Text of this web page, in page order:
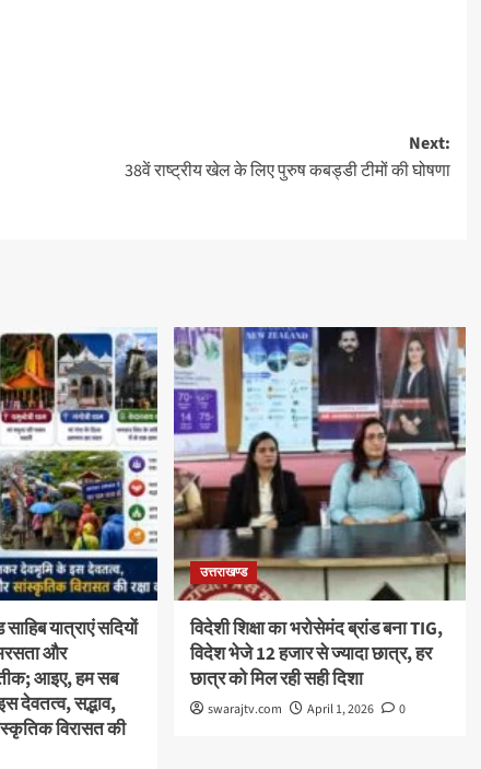
Next:
38वें राष्ट्रीय खेल के लिए पुरुष कबड्डी टीमों की घोषणा
यात्राएं सदियों
और
आइए, हम सब
देवतत्व, सद्भाव,
विरासत की
उत्तराखण्ड
विदेशी शिक्षा का भरोसेमंद ब्रांड बना TIG,
विदेश भेजे 12 हजार से ज्यादा छात्र, हर
छात्र को मिल रही सही दिशा
swarajtv.com April 1, 2026 0